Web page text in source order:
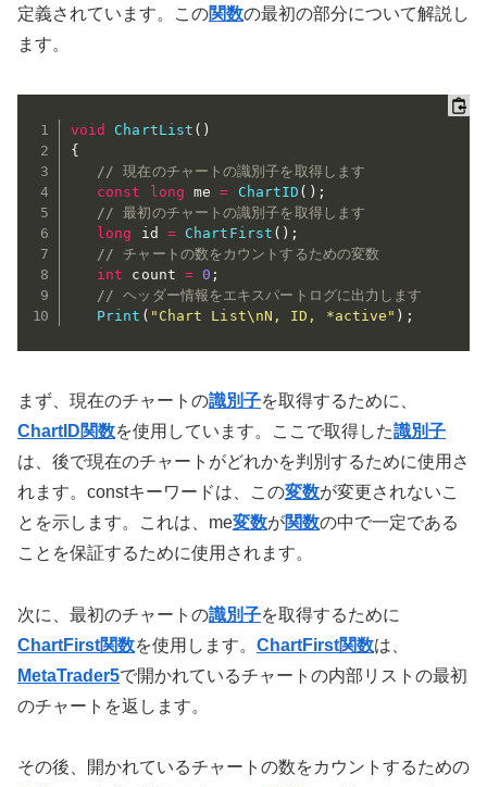
定義されています。この関数の最初の部分について解説し
ます。
void ChartList ( )
{
// 現在のチャートの識別子を取得します
const
long me = ChartID ( ) ;
// 最初のチャートの識別子を取得します
long id = ChartFirst ( ) ;
// チャートの数をカウントするための変数
int count = 0 ;
// ヘッダー情報をエキスパートログに出力します
Print ( "Chart List\nN, ID, *active" ) ;
まず、現在のチャートの識別子を取得するために、
ChartID関数を使用しています。ここで取得した識別子
は、後で現在のチャートがどれかを判別するために使用さ
れます。constキーワードは、この変数が変更されないこ
とを示します。これは、me変数が関数の中で一定である
ことを保証するために使用されます。
次に、最初のチャートの識別子を取得するために
ChartFirst関数を使用します。 ChartFirst関数は、
MetaTrader5で開かれているチャートの内部リストの最初
のチャートを返します。
その後、開かれているチャートの数をカウントするための